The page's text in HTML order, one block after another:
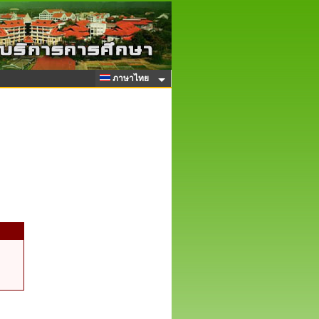
ภาษาไทย